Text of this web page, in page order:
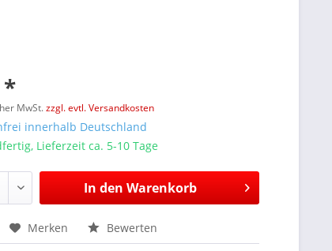
*
MwSt.zzgl. evtl. Versandkosten
innerhalb Deutschland
Lieferzeit ca. 5-10 Tage
In den Warenkorb
Merken Bewerten